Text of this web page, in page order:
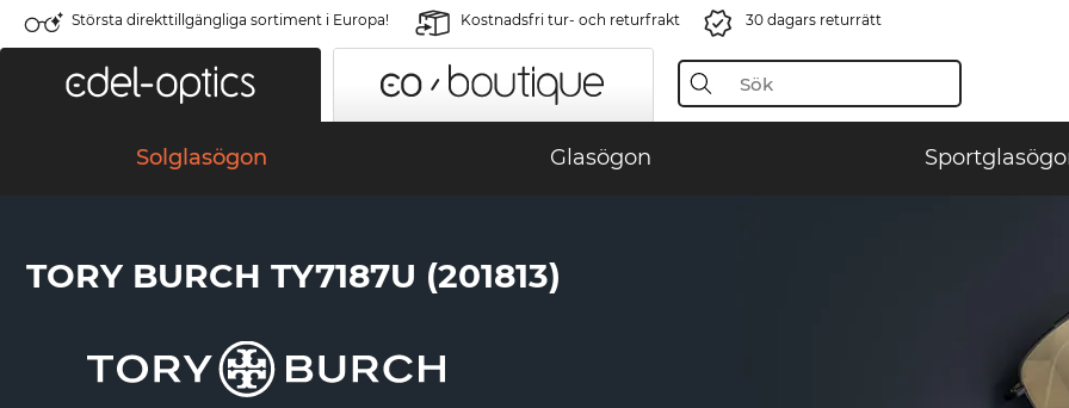
Största direkttillgängliga sortiment i Europa! Kostnadsfri tur- och returfrakt 30 dagars returrätt
Solglasögon Glasögon
TORY BURCH TY7187U (201813)